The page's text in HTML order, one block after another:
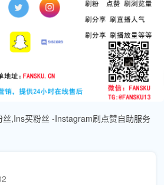
,Ins买粉丝 -Instagram刷点赞自助服务